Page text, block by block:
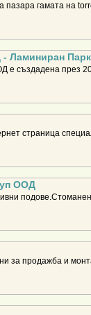
пазара гамата на
Ламиниран
е създадена през
страница
ООД
за продажба и